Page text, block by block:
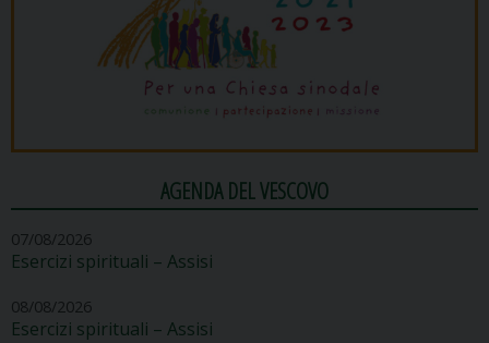
AGENDA DEL VESCOVO
07/08/2026
Esercizi spirituali – Assisi
08/08/2026
Esercizi spirituali – Assisi